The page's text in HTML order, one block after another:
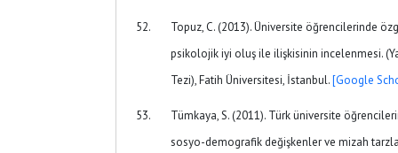
Topuz, C. (2013). Üniversite öğrencilerinde
psikolojik iyi oluş ile ilişkisinin incelenmesi.
Tezi), Fatih Üniversitesi, İstanbul.[Google
Tümkaya, S. (2011). Türk üniversite
sosyo-demografik değişkenler ve mizah